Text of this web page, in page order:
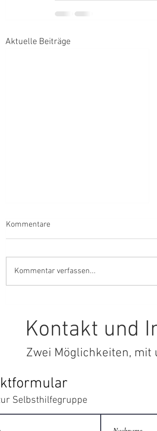
Aktuelle Beiträge
Kommentare
Kommentar verfassen...
Kontakt und
Zwei Möglichkeiten, mit
Selbsthilfegruppe